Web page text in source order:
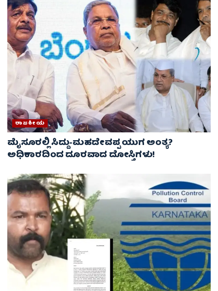
ರಾಜಕೀಯ
ಮೈಸೂರಲ್ಲಿ ಸಿದ್ದು-ಮಹದೇವಪ್ಪ ಯುಗ ಅಂತ್ಯ?
ಅಧಿಕಾರದಿಂದ ದೂರವಾದ ದೋಸ್ತಿಗಳು!